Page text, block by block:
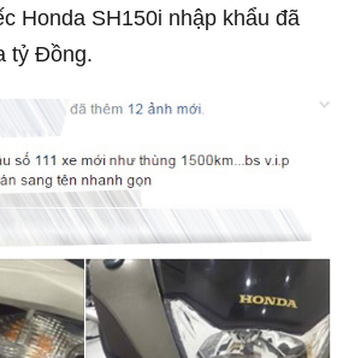
Honda SH150i nhập khẩu đã
tỷ Đồng.